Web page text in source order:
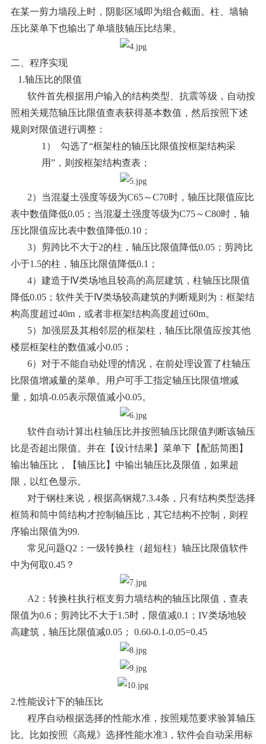
在某一剪力墙段上时，阴影区域即为组合截面。柱、墙轴
压比菜单下也输出了单墙肢轴压比结果。
二、程序实现
1.轴压比的限值
软件首先根据用户输入的结构类型、抗震等级，自动按
照相关规范轴压比限值查表获得基本数值，然后按照下述
规则对限值进行调整：
1）
勾选了“框架柱的轴压比限值按框架结构采
用”，则按框架结构查表；
2）当混凝土强度等级为C65～C70时，轴压比限值应比
表中数值降低0.05；当混凝土强度等级为C75～C80时，轴
压比限值应比表中数值降低0.10；
3）剪跨比不大于2的柱，轴压比限值降低0.05；剪跨比
小于1.5的柱，轴压比限值降低0.1；
4）建造于Ⅳ类场地且较高的高层建筑，柱轴压比限值
降低0.05；软件关于Ⅳ类场较高建筑的判断规则为：框架结
构高度超过40m，或者非框架结构高度超过60m。
5）加强层及其相邻层的框架柱，轴压比限值应按其他
楼层框架柱的数值减小0.05；
6）对于不能自动处理的情况，在前处理设置了柱轴压
比限值增减量的菜单。用户可手工指定轴压比限值增减
量，如填-0.05表示限值减小0.05。
软件自动计算出柱轴压比并按照轴压比限值判断该轴压
比是否超出限值。并在【设计结果】菜单下【配筋简图】
输出轴压比，【轴压比】中输出轴压比及限值，如果超
限，以红色显示。
对于钢柱来说，根据高钢规7.3.4条，只有结构类型选择
框筒和筒中筒结构才控制轴压比，其它结构不控制，则程
序输出限值为99.
常见问题Q2：一级转换柱（超短柱）轴压比限值软件
中为何取0.45？
A2：转换柱执行框支剪力墙结构的轴压比限值，查表
限值为0.6；剪跨比不大于1.5时，限值减0.1；IV类场地较
高建筑，轴压比限值减0.05； 0.60-0.1-0.05=0.45
2.性能设计下的轴压比
程序自动根据选择的性能水准，按照规范要求验算轴压
比。比如按照《高规》选择性能水准3，软件会自动采用标